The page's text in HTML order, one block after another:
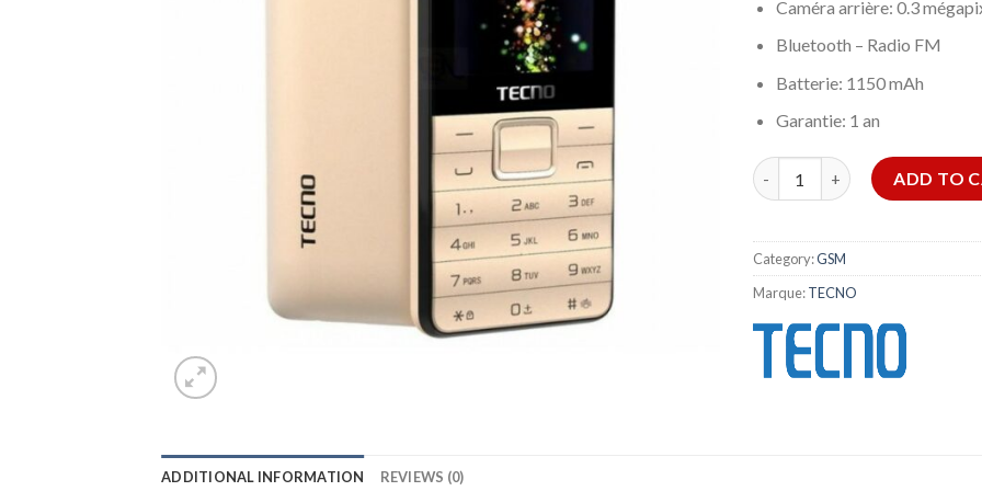
Caméra arrière: 0.3
Bluetooth – Radio FM
Batterie: 1150 mAh
Garantie: 1 an
TECNO T372 quantityADD TO
Category:GSM
Marque:TECNO
ADDITIONAL INFORMATION REVIEWS (0)